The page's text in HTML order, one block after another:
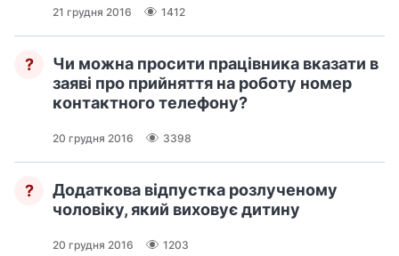
21 грудня 2016 1412
?
Чи можна просити працівника вказати в
заяві про прийняття на роботу номер
контактного телефону?
20 грудня 2016 3398
?
Додаткова відпустка розлученому
чоловіку, який виховує дитину
20 грудня 2016 1203